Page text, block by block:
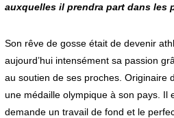
2
1
auxquelles il prendra part dans les
Son rêve de gosse était de devenir
aujourd’hui intensément sa passion
au soutien de ses proches. Originaire
une médaille olympique à son pays. Il
demande un travail de fond et le